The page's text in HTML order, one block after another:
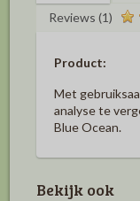
Reviews (1)
Product:
Met
analyse te
Blue Ocean.
Bekijk ook